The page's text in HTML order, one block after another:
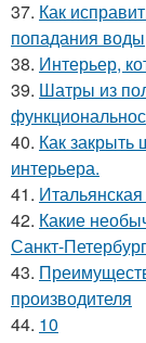
37. Как
попадания воды
38. Интерьер,
39. Шатры из
40. Как закрыть
интерьера.
41.
42. Какие
Санкт-
43.
производителя
44. 10